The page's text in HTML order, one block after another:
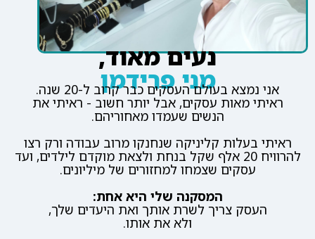
נעים מאוד,
מני פרידמן
אני נמצא בעולם העסקים כבר קרוב ל-20 שנה.
ראיתי מאות עסקים, אבל יותר חשוב - ראיתי את
הנשים שעמדו מאחוריהם.
ראיתי בעלות קליניקה שנחנקו מרוב עבודה ורק רצו
להרוויח 20 אלף שקל בנחת ולצאת מוקדם לילדים, ועד
עסקים שצמחו למחזורים של מיליונים.
המסקנה שלי היא אחת:
העסק צריך לשרת אותך ואת היעדים שלך,
ולא את אותו.